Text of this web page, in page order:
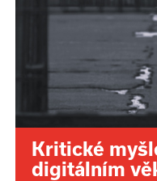
Kritické
digitálním